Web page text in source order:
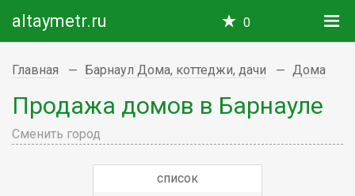
altaymetr.ru 0
Главная Барнаул Дома, коттеджи, дачи Дома
Продажа домов в Барнауле
Сменить город
список